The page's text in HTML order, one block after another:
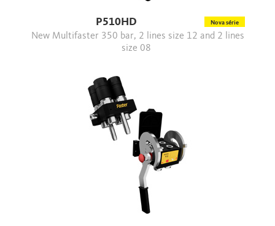
P510HD Nova série
New Multifaster 350 bar, 2 lines size 12 and 2 lines
size 08